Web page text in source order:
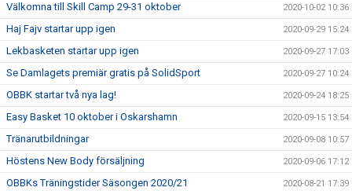
Välkomna till Skill Camp 29-31 oktober 2020-10-02 10:36
Haj Fajv startar upp igen 2020-09-29 15:24
Lekbasketen startar upp igen 2020-09-27 17:03
Se Damlagets premiär gratis på SolidSport 2020-09-27 10:24
OBBK startar två nya lag! 2020-09-24 18:25
Easy Basket 10 oktober i Oskarshamn 2020-09-15 13:54
Tränarutbildningar 2020-09-08 10:57
Höstens New Body försäljning 2020-09-06 17:12
OBBKs Träningstider Säsongen 2020/21 2020-08-21 17:39